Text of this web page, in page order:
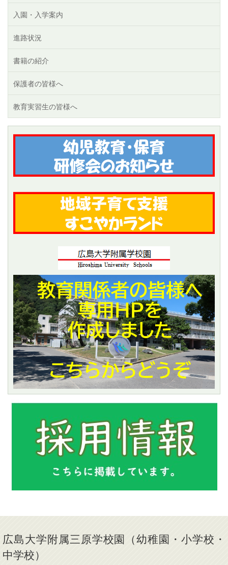
入園・入学案内
進路状況
書籍の紹介
保護者の皆様へ
教育実習生の皆様へ
広島大学附属三原学校園（幼稚園・小学校・
中学校）